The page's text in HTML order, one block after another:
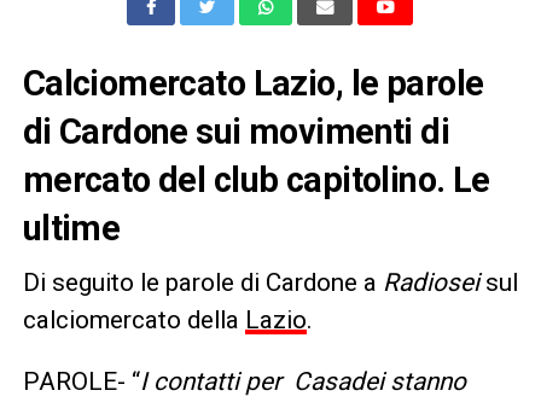
Calciomercato Lazio, le parole
di Cardone sui movimenti di
mercato del club capitolino. Le
ultime
Di seguito le parole di Cardone a Radioseisul
calciomercato della Lazio.
PAROLE- “I contatti per Casadei stanno